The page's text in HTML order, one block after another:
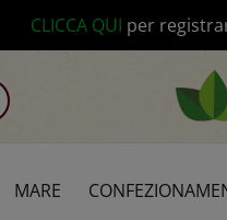
CLICCA QUI per
MARE